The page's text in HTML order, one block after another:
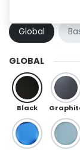
Global
GLOBAL
Black